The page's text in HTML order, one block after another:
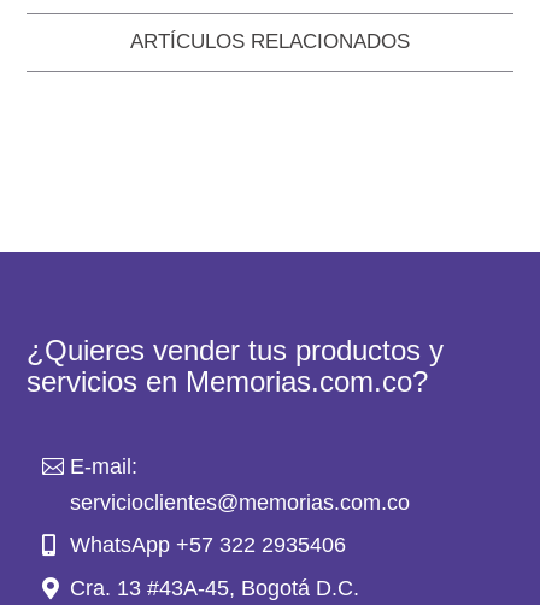
ARTÍCULOS RELACIONADOS
¿Quieres vender tus productos y
servicios en Memorias.com.co?
E-mail:
servicioclientes@memorias.com.co
WhatsApp +57 322 2935406
Cra. 13 #43A-45, Bogotá D.C.